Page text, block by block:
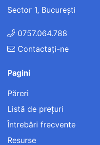
Sector 1, București
0757.064.788
Contactați-ne
Pagini
Păreri
Listă de preţuri
Întrebări frecvente
Resurse